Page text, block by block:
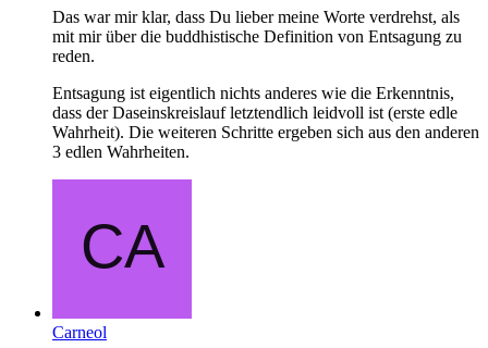
Das war mir klar, dass Du lieber meine Worte verdrehst, als
mit mir über die buddhistische Definition von Entsagung zu
reden.
Entsagung ist eigentlich nichts anderes wie die Erkenntnis,
dass der Daseinskreislauf letztendlich leidvoll ist (erste edle
Wahrheit). Die weiteren Schritte ergeben sich aus den anderen
3 edlen Wahrheiten.
Carneol